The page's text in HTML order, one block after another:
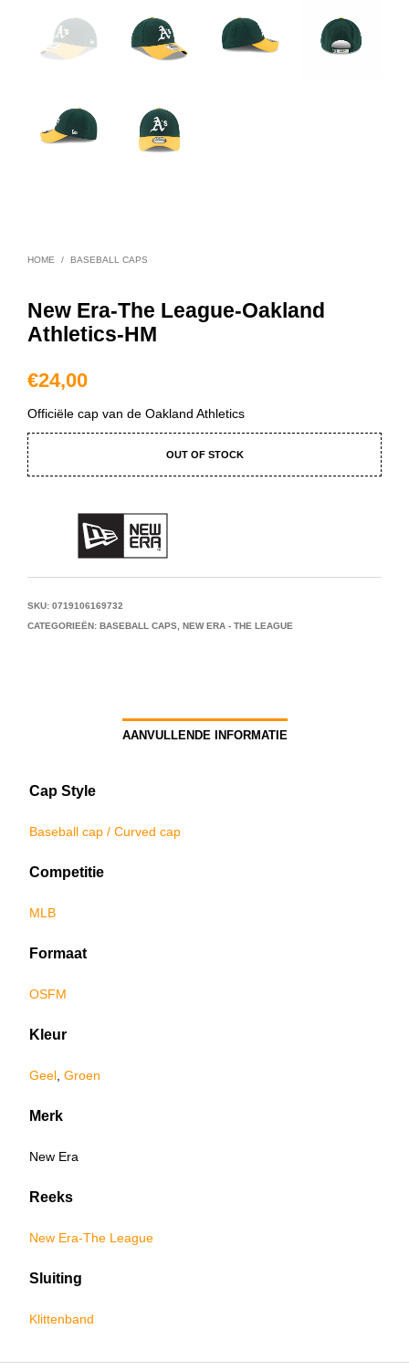
HOME / BASEBALL CAPS
New Era-The League-Oakland
Athletics-HM
€24,00
Officiële cap van de Oakland Athletics
OUT OF STOCK
SKU: 0719106169732
CATEGORIEËN: BASEBALL CAPS NEW ERA - THE LEAGUE
AANVULLENDE INFORMATIE
Cap Style
Baseball cap / Curved cap
Competitie
MLB
Formaat
OSFM
Kleur
Geel Groen
Merk
New Era
Reeks
New Era-The League
Sluiting
Klittenband